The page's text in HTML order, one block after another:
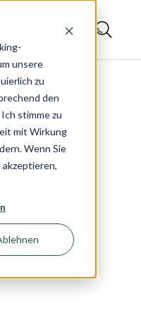
unsere
zu
den
stimme zu
mit Wirkung
Wenn Sie